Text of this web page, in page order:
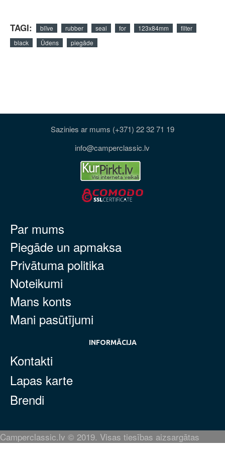
TAGI: blīve rubber seal for 123x84mm
filter
black
Ūdens piegāde
Sazinies ar mums (+371) 22 32 71 19
info@camperclassic.lv
Par mums
Piegāde un apmaksa
Privātuma politika
Noteikumi
Mans konts
Mani pasūtījumi
INFORMĀCIJA
Kontakti
Lapas karte
Brendi
Camperclassic.lv © 2019. Visas tiesības aizsargātas